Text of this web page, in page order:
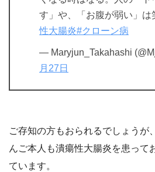
す」や、「お腹が弱い」は
性大腸炎#クローン病
— Maryjun_Takahashi
月27日
ご存知の方もおられるでしょうが
んご本人も潰瘍性大腸炎を患って
ています。